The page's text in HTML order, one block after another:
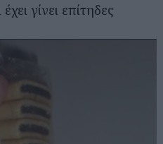
γίνει επίτηδες